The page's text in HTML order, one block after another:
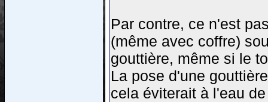
Par contre, ce n'est
(même avec coffre)
gouttière, même si le
La pose d'une
cela éviterait à l'eau